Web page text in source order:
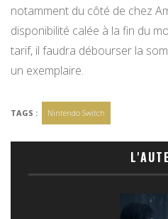
notamment du côté de chez
disponibilité calée à la fin du
tarif, il faudra débourser la
un exemplaire.
TAGS : Nintendo Switch